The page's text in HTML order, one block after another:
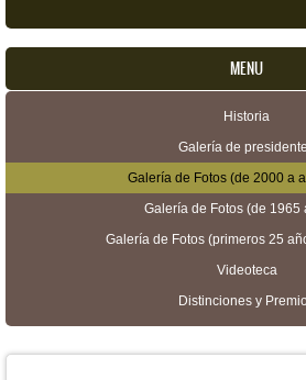
MENU
Historia
Galería de
Galería de Fotos (de 2000 a
Galería de Fotos (de 1965
Galería de Fotos (primeros 25
Videoteca
Distinciones y